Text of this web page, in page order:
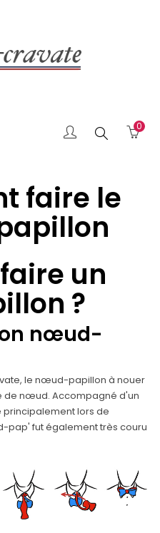
Chercher
0
faire le
un
?
nœud-
le nœud-papillon à nouer
de nœud. Accompagné d'un
principalement lors de
pap' fut également très couru